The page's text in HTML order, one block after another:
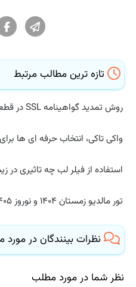
تازه ترین مطالب مرتبط
روش تمدید گواهینامه SSL در قطعی اینترنت
واکی تاکی، انتخاب حرفه ای ها
استفاده از فیلر لب چه تاثیری در
تور مالدیو زمستان ۱۴۰۴ و نوروز ۱۴۰۵
نظرات بینندگان در
نظر شما در مورد مطلب